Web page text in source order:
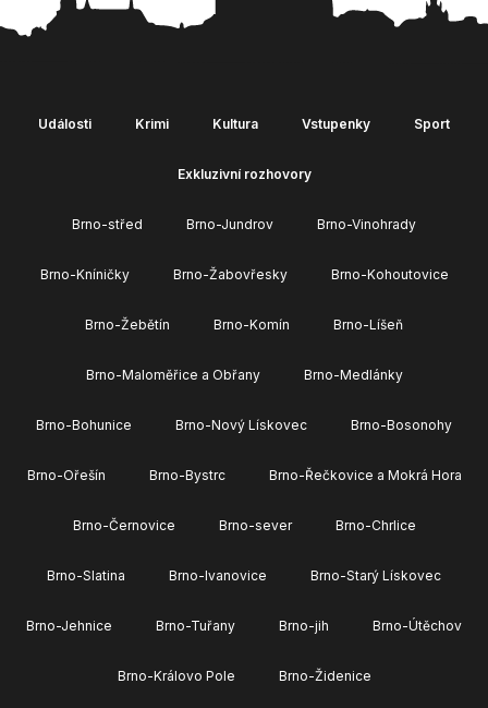
Události Krimi Kultura Vstupenky Sport
Exkluzivní rozhovory
Brno-střed Brno-Jundrov Brno-Vinohrady
Brno-Kníničky Brno-Žabovřesky Brno-Kohoutovice
Brno-Žebětín Brno-Komín Brno-Líšeň
Brno-Maloměřice a Obřany Brno-Medlánky
Brno-Bohunice Brno-Nový Lískovec Brno-Bosonohy
Brno-Ořešín Brno-Bystrc Brno-Řečkovice a Mokrá Hora
Brno-Černovice Brno-sever Brno-Chrlice
Brno-Slatina Brno-Ivanovice Brno-Starý Lískovec
Brno-Jehnice Brno-Tuřany Brno-jih Brno-Útěchov
Brno-Královo Pole Brno-Židenice